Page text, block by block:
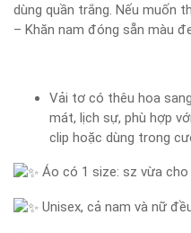
dùng quần trắng. Nếu muốn
– Khăn nam đóng sẵn màu
Vải tơ có thêu hoa
mát, lịch sự, phù hợp
clip hoặc dùng trong
Áo có 1 size: sz vừa
Unisex, cả nam và nữ